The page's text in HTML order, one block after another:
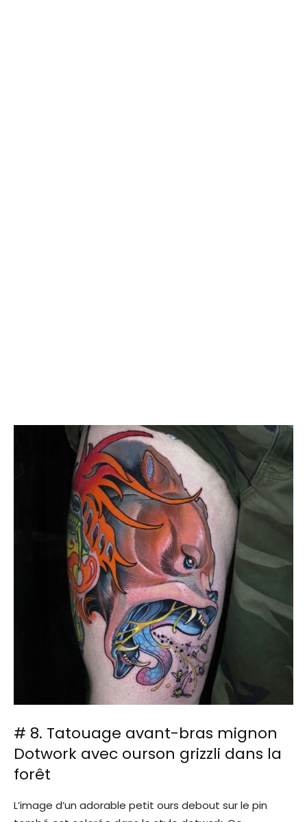
# 8. Tatouage avant-bras mignon
Dotwork avec ourson grizzli dans la
forêt
L’image d’un adorable petit ours debout sur le pin